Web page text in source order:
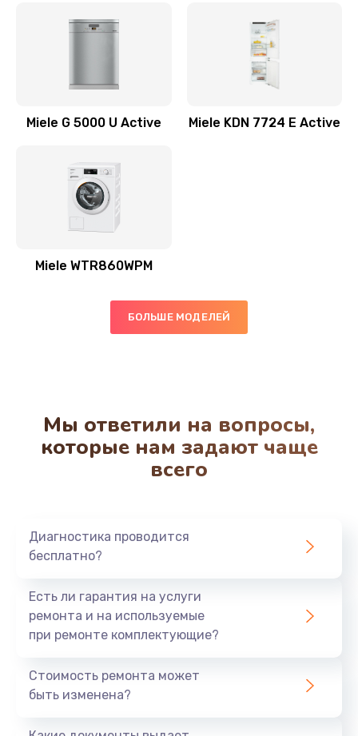
Miele G 5000 U Active Miele KDN 7724 E Active
Miele WTR860WPM
БОЛЬШЕ МОДЕЛЕЙ
Мы ответили на вопросы,
которые нам задают чаще
всего
Диагностика проводится
бесплатно?
Есть ли гарантия на услуги
ремонта и на используемые
при ремонте комплектующие?
Стоимость ремонта может
быть изменена?